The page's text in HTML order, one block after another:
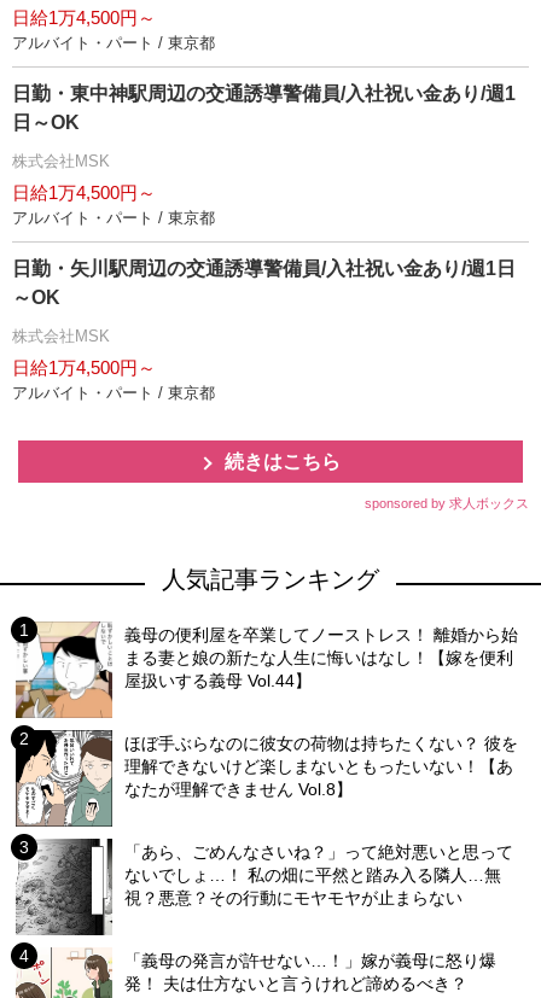
日給1万4,500円～
アルバイト・パート / 東京都
日勤・東中神駅周辺の交通誘導警備員/入社祝い金あり/週1
日～OK
株式会社MSK
日給1万4,500円～
アルバイト・パート / 東京都
日勤・矢川駅周辺の交通誘導警備員/入社祝い金あり/週1日
～OK
株式会社MSK
日給1万4,500円～
アルバイト・パート / 東京都
続きはこちら
sponsored by 求人ボックス
人気記事ランキング
義母の便利屋を卒業してノーストレス！ 離婚から始
まる妻と娘の新たな人生に悔いはなし！【嫁を便利
屋扱いする義母 Vol.44】
ほぼ手ぶらなのに彼女の荷物は持ちたくない？ 彼を
理解できないけど楽しまないともったいない！【あ
なたが理解できません Vol.8】
「あら、ごめんなさいね？」って絶対悪いと思って
ないでしょ…！ 私の畑に平然と踏み入る隣人…無
視？悪意？その行動にモヤモヤが止まらない
「義母の発言が許せない…！」嫁が義母に怒り爆
発！ 夫は仕方ないと言うけれど諦めるべき？